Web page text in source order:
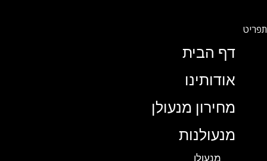
דף הבית
אודותינו
מחירון מנעולן
מנעולנות
מנעולן